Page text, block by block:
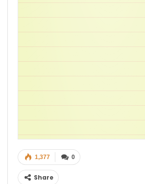
0
1,377
Share